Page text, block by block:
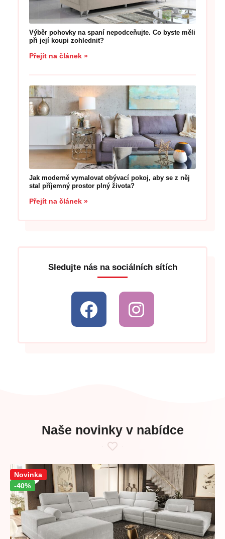
Výběr pohovky na spaní nepodceňujte. Co byste měli
při její koupi zohlednit?
Přejít na článek »
Jak moderně vymalovat obývací pokoj, aby se z něj
stal příjemný prostor plný života?
Přejít na článek »
Sledujte nás na sociálních sítích
Naše novinky v nabídce
Sleva!
-40%
Novinka